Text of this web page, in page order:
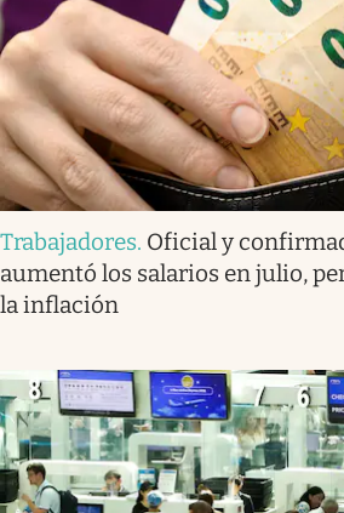
Trabajadores. Oficial y
aumentó los salarios en julio,
la inflación